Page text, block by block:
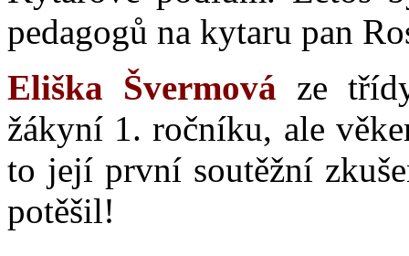
pedagogů na kytaru pan
Eliška Švermová ze
žákyní 1. ročníku, ale
to její první soutěžní
potěšil!